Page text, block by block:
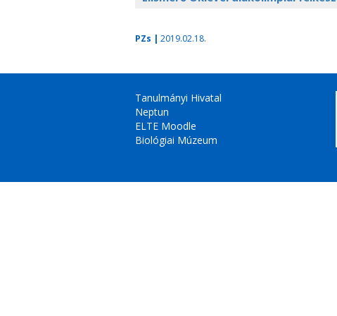
PZs | 2019.02.18.
Tanulmányi Hivatal
Neptun
ELTE Moodle
Biológiai Múzeum